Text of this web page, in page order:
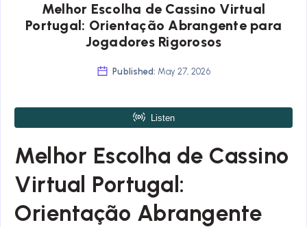
Melhor Escolha de Cassino Virtual
Portugal: Orientação Abrangente para
Jogadores Rigorosos
Published: May 27, 2026
Melhor Escolha de Cassino
Virtual Portugal:
Orientação Abrangente